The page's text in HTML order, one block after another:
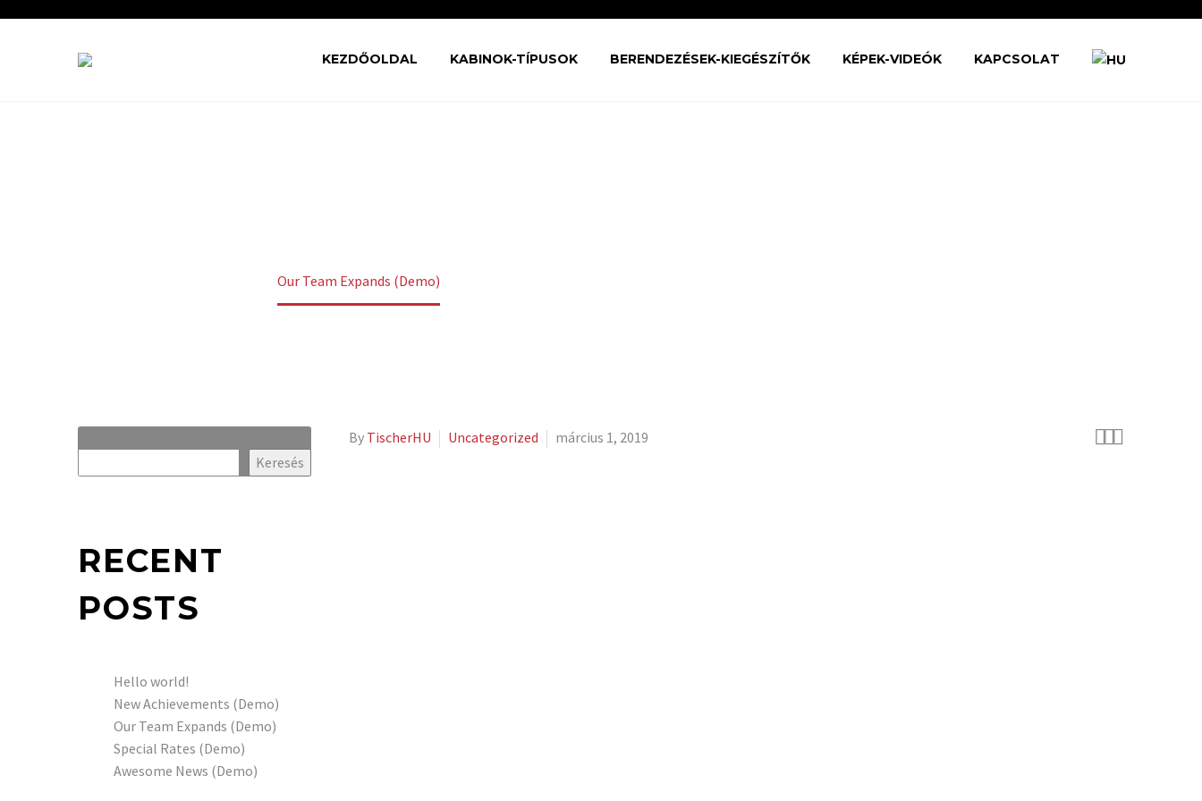
KEZDŐOLDAL KABINOK-TÍPUSOK BERENDEZÉSEK-KIEGÉSZÍTŐK KÉPEK-VIDEÓK KAPCSOLAT
Our Team Expands (Demo)

By TischerHU Uncategorized március 1, 2019
Keresés
RECENT
POSTS
Hello world!
New Achievements (Demo)
Our Team Expands (Demo)
Special Rates (Demo)
Awesome News (Demo)